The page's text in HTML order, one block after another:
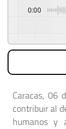
0:00
Caracas, 06
contribuir al
humanos y